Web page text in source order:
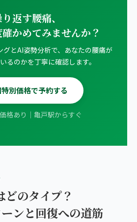
返す腰痛、
かめてみませんか？
グとAI姿勢分析で、あなたの腰痛が
るのかを丁寧に確認します。
別価格で予約する
格あり｜亀戸駅からすぐ
どのタイプ？
ンと回復への道筋